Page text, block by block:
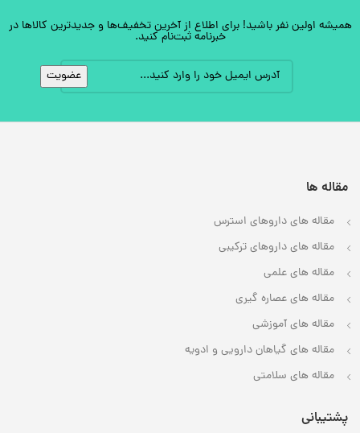
همیشه اولین نفر باشید! برای اطلاع از آخرین تخفیف‌ها و جدیدترین کالاها در
خبرنامه ثبت‌نام کنید.
مقاله ها
مقاله های داروهای استرس
مقاله های داروهای ترکیبی
مقاله های علمی
مقاله های عصاره گیری
مقاله های آموزشی
مقاله های گیاهان دارویی و ادویه
مقاله های سلامتی
پشتیبانی